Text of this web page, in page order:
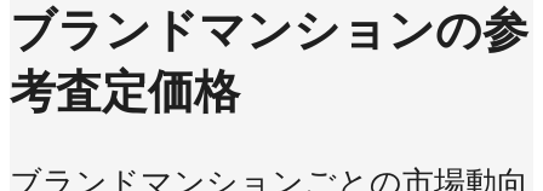
ブランドマンションの参
考査定価格
ブランドマンションごとの市場動向